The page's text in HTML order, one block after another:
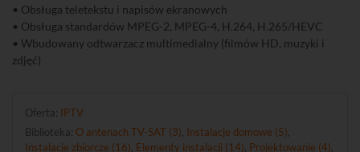
• Obsługa teletekstu i napisów ekranowych
• Obsługa standardów MPEG-2, MPEG-4, H.264, H.265/HEVC
• Wbudowany odtwarzacz multimedialny (filmów HD, muzyki i
zdjęć)
Oferta: IPTV
Biblioteka: O antenach TV-SAT (3) Instalacje domowe (5)
Instalacje zbiorcze (16) Elementy instalacji (14) Projektowanie (4)